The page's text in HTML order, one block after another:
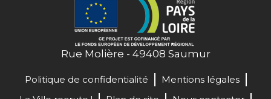
Rue Molière - 49408 Saumur
Politique de confidentialité
Mentions légales